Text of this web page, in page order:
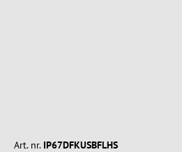
Art. nr. IP67DFKUSBFLHS